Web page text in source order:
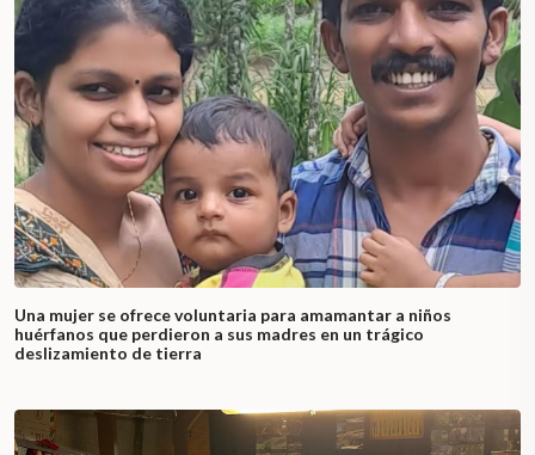
Una mujer se ofrece voluntaria para amamantar a niños
huérfanos que perdieron a sus madres en un trágico
deslizamiento de tierra